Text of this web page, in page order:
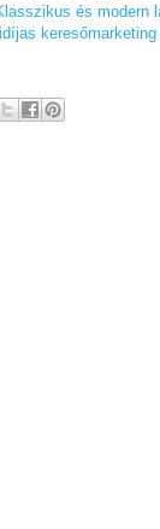
és modern